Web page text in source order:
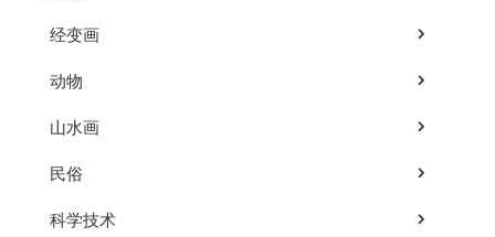
经变画
动物
山水画
民俗
科学技术